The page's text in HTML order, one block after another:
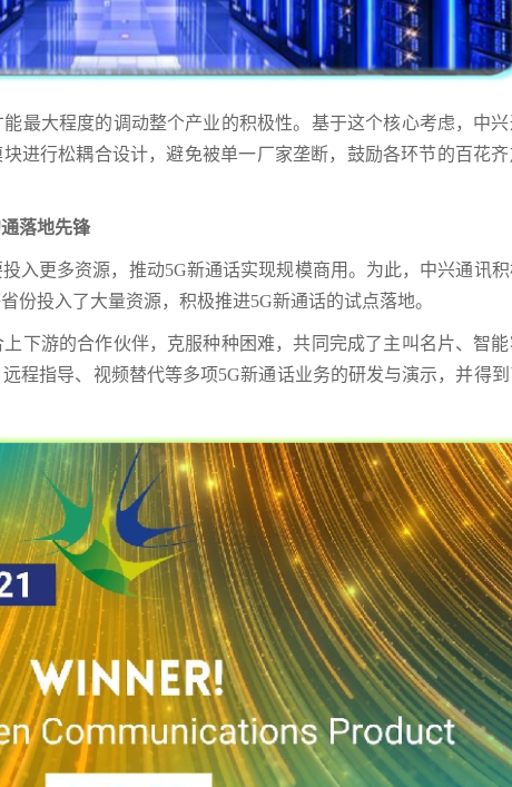
最大程度的调动整个产业的积极性。基于这个核心考虑，中
进行松耦合设计，避免被单一厂家垄断，鼓励各环节的百花
落地先锋
入更多资源，推动5G新通话实现规模商用。为此，中兴通讯
份投入了大量资源，积极推进5G新通话的试点落地。
下游的合作伙伴，克服种种困难，共同完成了主叫名片、智
程指导、视频替代等多项5G新通话业务的研发与演示，并得